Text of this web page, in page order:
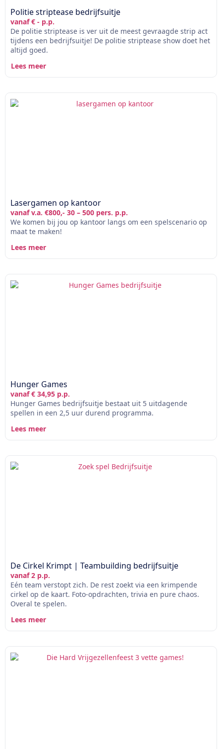
Politie striptease bedrijfsuitje
vanaf € - p.p.
De politie striptease is ver uit de meest gevraagde strip act
tijdens een bedrijfsuitje! De politie striptease show doet het
altijd goed.
Lees meer
Lasergamen op kantoor
vanaf v.a. €800,- 30 – 500 pers. p.p.
We komen bij jou op kantoor langs om een spelscenario op
maat te maken!
Lees meer
Hunger Games
vanaf € 34,95 p.p.
Hunger Games bedrijfsuitje bestaat uit 5 uitdagende
spellen in een 2,5 uur durend programma.
Lees meer
De Cirkel Krimpt | Teambuilding bedrijfsuitje
vanaf 2 p.p.
Eén team verstopt zich. De rest zoekt via een krimpende
cirkel op de kaart. Foto-opdrachten, trivia en pure chaos.
Overal te spelen.
Lees meer